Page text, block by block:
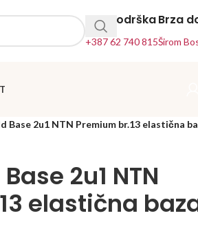
24h Podrška
+387 62 740 815
Brza
Širom
Base 2u1 NTN Premium br.13 elastična
2u1 NTN
elastična